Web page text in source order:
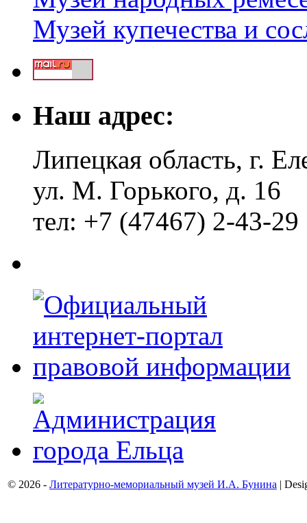
Музей купечества и
Наш адрес:
Липецкая область, г.
ул. М. Горького, д. 16
тел: +7 (47467) 2-43-29
© 2026 - Литературно-мемориальный музей И.А. Бунина |